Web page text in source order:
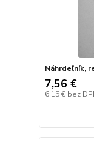
Náhrdeľník,
7,56 €
6,15 € bez